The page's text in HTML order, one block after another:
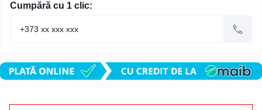
Cumpără cu 1 clic: